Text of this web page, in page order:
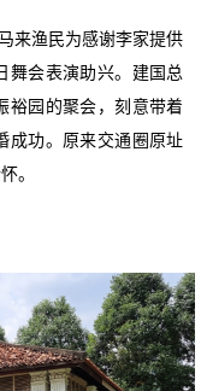
来渔民为感谢李家提供
舞会表演助兴。建国总
裕园的聚会，刻意带着
成功。原来交通圈原址
。